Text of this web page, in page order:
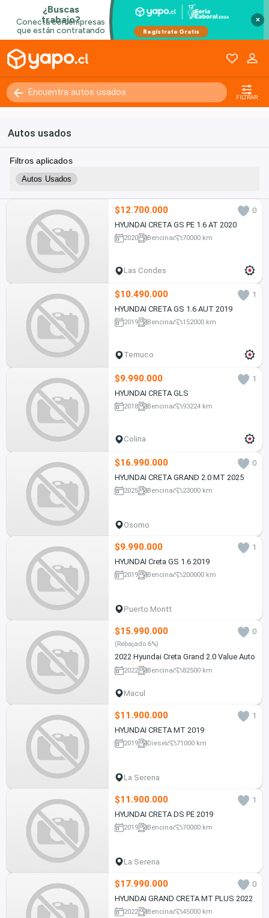
×
FILTRAR
Autos usados
Filtros aplicados
Autos Usados
$12.700.000
0
HYUNDAI CRETA GS PE 1.6 AT 2020
2020 Bencina 70000 km
Las Condes
$10.490.000
1
HYUNDAI CRETA GS 1.6 AUT 2019
2019 Bencina 152000 km
Temuco
$9.990.000
1
HYUNDAI CRETA GLS
2018 Bencina 93224 km
Colina
$16.990.000
0
HYUNDAI CRETA GRAND 2.0 MT 2025
2025 Bencina 23000 km
Osorno
$9.990.000
1
HYUNDAI Creta GS 1.6 2019
2019 Bencina 200000 km
Puerto Montt
$15.990.000 0
(Rebajado 6%)
2022 Hyundai Creta Grand 2.0 Value Auto
2022 Bencina 82500 km
Macul
$11.900.000
1
HYUNDAI CRETA MT 2019
2019 Diesel 71000 km
La Serena
$11.900.000
1
HYUNDAI CRETA DS PE 2019
2019 Bencina 70000 km
La Serena
$17.990.000
0
HYUNDAI GRAND CRETA MT PLUS 2022
2022 Bencina 45000 km